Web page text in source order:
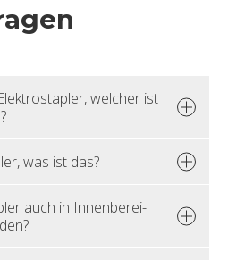
wel­cher ist
was ist das?
auch in In­nen­be­rei­